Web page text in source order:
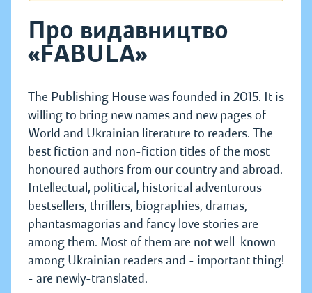
Про видавництво
«FABULA»
The Publishing House was founded in 2015. It is
willing to bring new names and new pages of
World and Ukrainian literature to readers. The
best fiction and non-fiction titles of the most
honoured authors from our country and abroad.
Intellectual, political, historical adventurous
bestsellers, thrillers, biographies, dramas,
phantasmagorias and fancy love stories are
among them. Most of them are not well-known
among Ukrainian readers and - important thing!
- are newly-translated.